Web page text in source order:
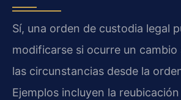
Sí, una orden de custodia legal
modificarse si ocurre un cambio
las circunstancias desde la
Ejemplos incluyen la